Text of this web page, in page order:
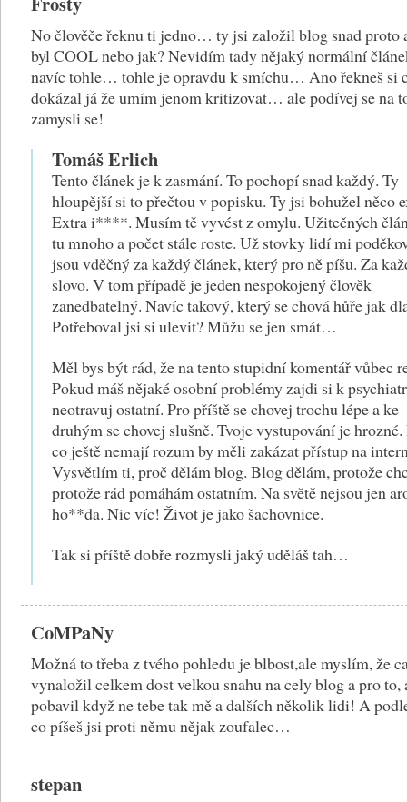
No člověče řeknu ti jedno… ty jsi založil blog snad proto
byl COOL nebo jak? Nevidím tady nějaký normální
navíc tohle… tohle je opravdu k smíchu… Ano řekneš si
dokázal já že umím jenom kritizovat… ale podívej se na
zamysli se!
Tomáš Erlich
Tento článek je k zasmání. To pochopí snad každý. Ty
hloupější si to přečtou v popisku. Ty jsi bohužel něco
Extra i****. Musím tě vyvést z omylu. Užitečných
tu mnoho a počet stále roste. Už stovky lidí mi
jsou vděčný za každý článek, který pro ně píšu. Za
slovo. V tom případě je jeden nespokojený člověk
zanedbatelný. Navíc takový, který se chová hůře jak
Potřeboval jsi si ulevit? Můžu se jen smát…
Měl bys být rád, že na tento stupidní komentář vůbec
Pokud máš nějaké osobní problémy zajdi si k
neotravuj ostatní. Pro příště se chovej trochu lépe a ke
druhým se chovej slušně. Tvoje vystupování je
co ještě nemají rozum by měli zakázat přístup na
Vysvětlím ti, proč dělám blog. Blog dělám, protože
protože rád pomáhám ostatním. Na světě nejsou jen
ho**da. Nic víc! Život je jako šachovnice.
Tak si příště dobře rozmysli jaký uděláš tah…
CoMPaNy
Možná to třeba z tvého pohledu je blbost,ale myslím, že
vynaložil celkem dost velkou snahu na cely blog a pro to,
pobavil když ne tebe tak mě a dalších několik lidi! A
co píšeš jsi proti němu nějak zoufalec…
stepan